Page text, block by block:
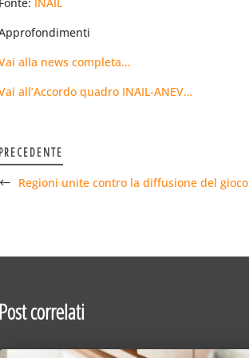
alla news completa…
all’Accordo quadro INAIL-ANEV…
PRECEDENTE
Regioni unite contro la diffusione del gioco
Post correlati